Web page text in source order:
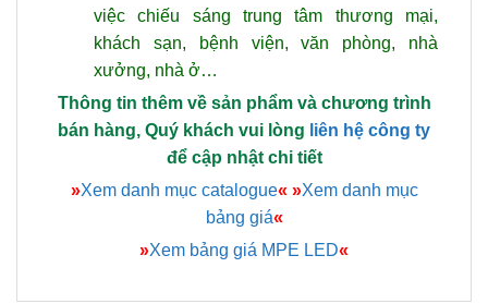
việcchiếu sángtrung tâm thương mại,
khách sạn, bệnh viện, văn phòng, nhà
xưởng, nhà ở…
Thông tin thêm về sản phẩm và chương trình
bán hàng, Quý khách vui lòng liên hệ công ty
để cập nhật chi tiết
»Xem danh mục catalogue« »Xem danh mục
bảng giá«
»Xem bảng giá MPE LED«